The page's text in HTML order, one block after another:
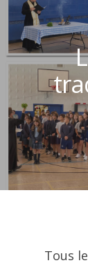
Hit
Tous